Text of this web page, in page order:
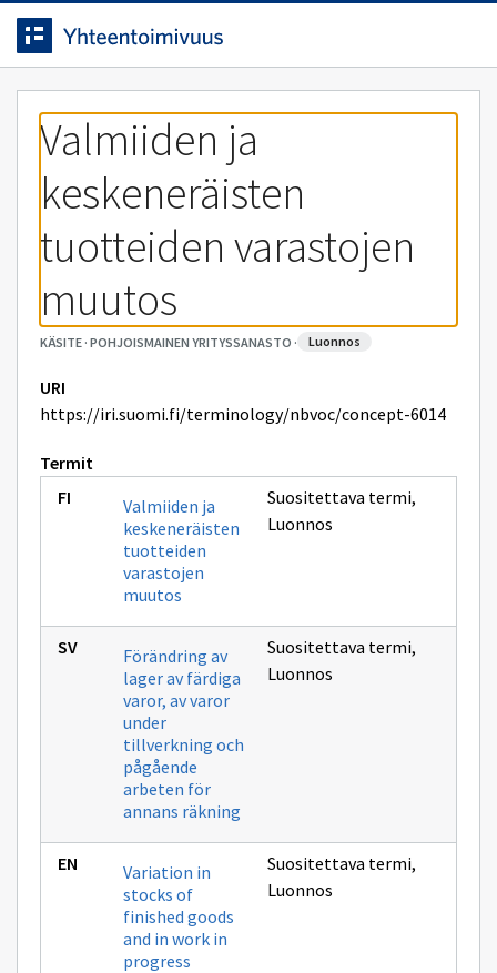
Siirrytty
sivulle
Siirry suoraan sisältöön.
Valmiiden ja
keskeneräisten
tuotteiden varastojen
muutos
KÄSITE· POHJOISMAINEN YRITYSSANASTO · luonnos
URI
https://iri.suomi.fi/terminology/nbvoc/concept-6014
Termit
Valmiiden ja
keskeneräisten
tuotteiden
varastojen
muutos
Suositettava termi,
Luonnos
Förändring av
lager av färdiga
varor, av varor
under
tillverkning och
pågående
arbeten för
annans räkning
Suositettava termi,
Luonnos
Variation in
stocks of
finished goods
and in work in
progress
Suositettava termi,
Luonnos